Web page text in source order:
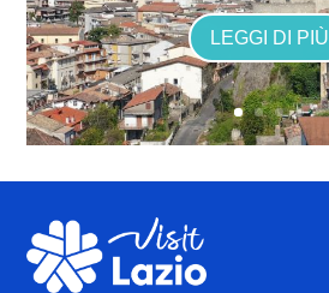
LEGGI DI PIÙ